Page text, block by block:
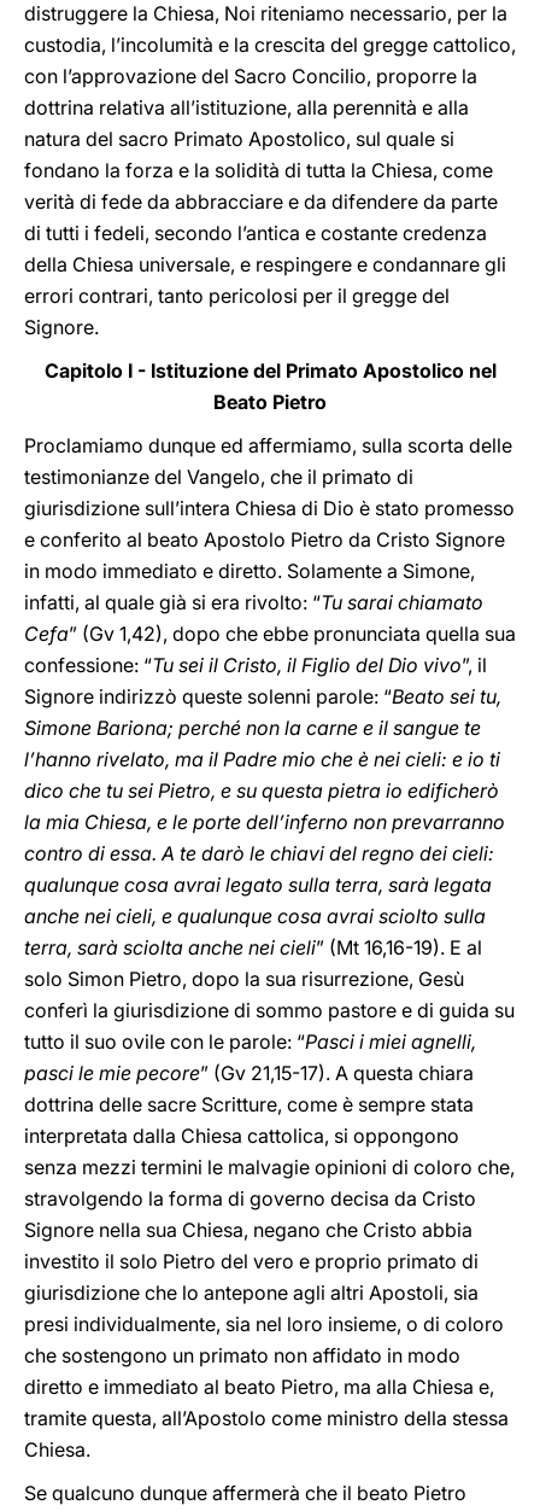
distruggere la Chiesa, Noi riteniamo necessario, per la
custodia, l’incolumità e la crescita del gregge cattolico,
con l’approvazione del Sacro Concilio, proporre la
dottrina relativa all’istituzione, alla perennità e alla
natura del sacro Primato Apostolico, sul quale si
fondano la forza e la solidità di tutta la Chiesa, come
verità di fede da abbracciare e da difendere da parte
di tutti i fedeli, secondo l’antica e costante credenza
della Chiesa universale, e respingere e condannare gli
errori contrari, tanto pericolosi per il gregge del
Signore.
Capitolo I - Istituzione del Primato Apostolico nel
Beato Pietro
Proclamiamo dunque ed affermiamo, sulla scorta delle
testimonianze del Vangelo, che il primato di
giurisdizione sull’intera Chiesa di Dio è stato promesso
e conferito al beato Apostolo Pietro da Cristo Signore
in modo immediato e diretto. Solamente a Simone,
infatti, al quale già si era rivolto: “Tu sarai chiamato
Cefa” (Gv 1,42), dopo che ebbe pronunciata quella sua
confessione: “Tu sei il Cristo, il Figlio del Dio vivo”, il
Signore indirizzò queste solenni parole: “Beato sei tu,
Simone Bariona; perché non la carne e il sangue te
l’hanno rivelato, ma il Padre mio che è nei cieli: e io ti
dico che tu sei Pietro, e su questa pietra io edificherò
la mia Chiesa, e le porte dell’inferno non prevarranno
contro di essa. A te darò le chiavi del regno dei cieli:
qualunque cosa avrai legato sulla terra, sarà legata
anche nei cieli, e qualunque cosa avrai sciolto sulla
terra, sarà sciolta anche nei cieli” (Mt 16,16-19). E al
solo Simon Pietro, dopo la sua risurrezione, Gesù
conferì la giurisdizione di sommo pastore e di guida su
tutto il suo ovile con le parole: “Pasci i miei agnelli,
pasci le mie pecore” (Gv 21,15-17). A questa chiara
dottrina delle sacre Scritture, come è sempre stata
interpretata dalla Chiesa cattolica, si oppongono
senza mezzi termini le malvagie opinioni di coloro che,
stravolgendo la forma di governo decisa da Cristo
Signore nella sua Chiesa, negano che Cristo abbia
investito il solo Pietro del vero e proprio primato di
giurisdizione che lo antepone agli altri Apostoli, sia
presi individualmente, sia nel loro insieme, o di coloro
che sostengono un primato non affidato in modo
diretto e immediato al beato Pietro, ma alla Chiesa e,
tramite questa, all’Apostolo come ministro della stessa
Chiesa.
Se qualcuno dunque affermerà che il beato Pietro